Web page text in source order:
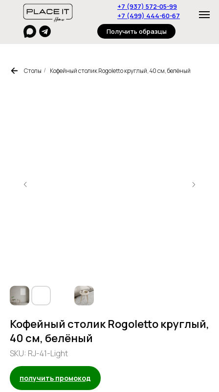
+7 (499) 444-60-67
+7 (937) 572-05-99
Получить образцы
Столы / Кофейный столик Rogoletto круглый, 40 см, белёный
Кофейный столик Rogoletto круглый,
40 см, белёный
SKU: RJ-41-Light
получить промокод